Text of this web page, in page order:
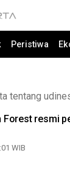
Peristiwa
tentang
Forest resmi
WIB